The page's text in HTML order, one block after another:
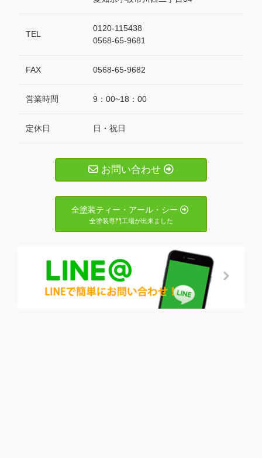
TEL
0120-115438
0568-65-9681
FAX 0568-65-9682
営業時間 9：00~18：00
定休日 日・祝日
お問い合わせ
全塗装ティー・アール・シー
全塗装専門工場が出来ました